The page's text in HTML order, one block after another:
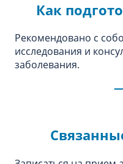
Как
Рекомендовано с
исследования и
заболевания.